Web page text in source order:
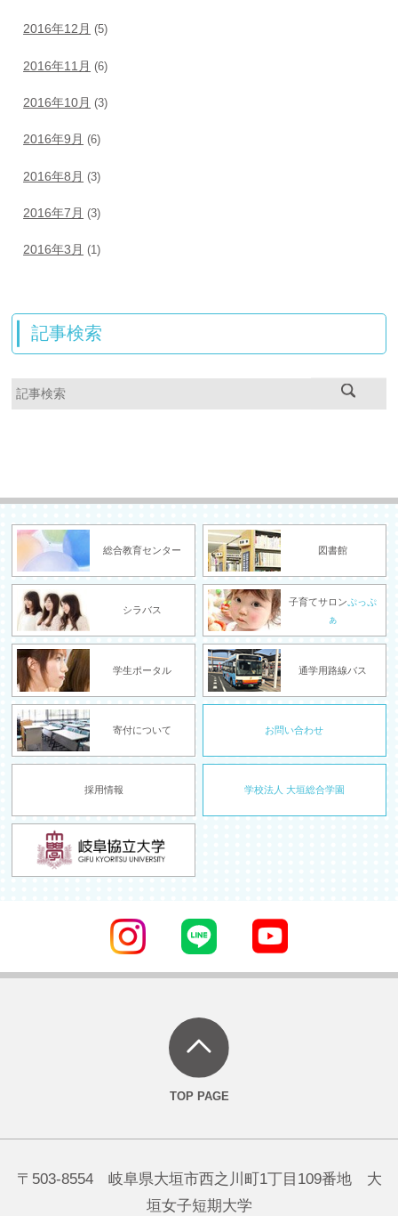
2016年12月 (5)
2016年11月 (6)
2016年10月 (3)
2016年9月 (6)
2016年8月 (3)
2016年7月 (3)
2016年3月 (1)
記事検索
総合教育センター 図書館
シラバス
子育てサロンぷっぷ
ぁ
学生ポータル 通学用路線バス
寄付について お問い合わせ
採用情報 学校法人 大垣総合学園
〒503-8554 岐阜県大垣市西之川町1丁目109番地 大
垣女子短期大学